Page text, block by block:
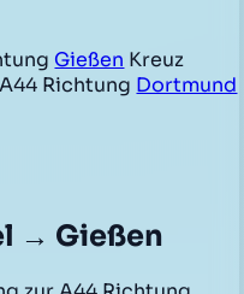
Gießen Kreuz
Richtung Dortmund
→ Gießen